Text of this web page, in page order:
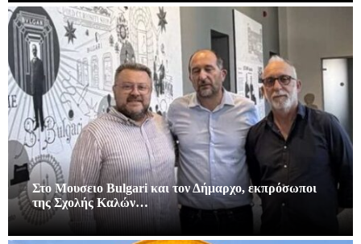
Στο Μουσειο Bulgari και τον Δήμαρχο, εκπρόσωποι
της Σχολής Καλών…